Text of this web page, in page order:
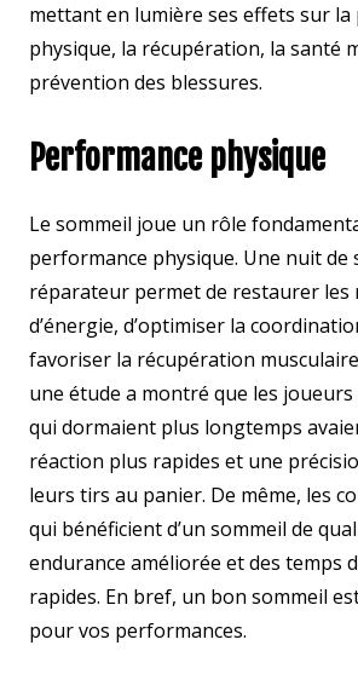
mettant en lumière ses effets sur
physique, la récupération, la santé
prévention des blessures.
Performance physique
Le sommeil joue un rôle
performance physique. Une nuit de
réparateur permet de restaurer les
d’énergie, d’optimiser la
favoriser la récupération
une étude a montré que les
qui dormaient plus longtemps
réaction plus rapides et une
leurs tirs au panier. De même, les
qui bénéficient d’un sommeil de
endurance améliorée et des temps
rapides. En bref, un bon sommeil
pour vos performances.